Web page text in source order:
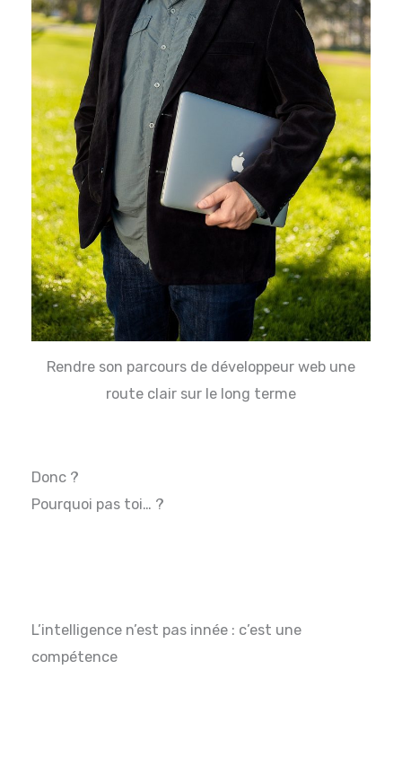
Rendre son parcours de développeur web une
route clair sur le long terme
Donc ?
Pourquoi pas toi… ?
L’intelligence n’est pas innée : c’est une
compétence